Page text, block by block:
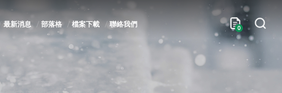
最新消息 部落格 檔案下載 聯絡我們 0